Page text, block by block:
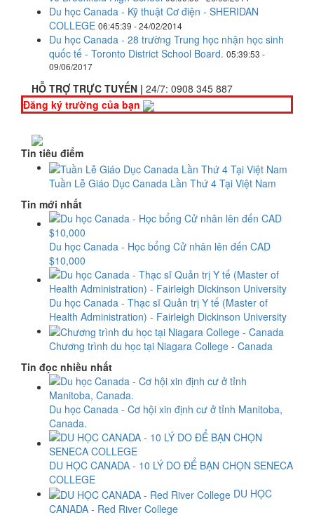
Du học Canada - Kỹ thuật Cơ điện - SHERIDAN
COLLEGE 06:45:39 - 24/02/2014
Du học Canada - 28 trường Trung học nhận học sinh
quốc tế - Toronto District School Board. 05:39:53 -
09/06/2017
HỖ TRỢ TRỰC TUYẾN | 24/7: 0908 345 887
Đăng ký trường của bạn
Tin tiêu điểm
Tuần Lễ Giáo Dục Canada Lần Thứ 4 Tại Việt Nam
Tin mới nhất
Du học Canada - Học bổng Cử nhân lên đến CAD
$10,000
Du học Canada - Thạc sĩ Quản trị Y tế (Master of
Health Administration) - Fairleigh Dickinson University
Chương trình du học tại Niagara College - Canada
Tin đọc nhiều nhất
Du học Canada - Cơ hội xin định cư ở tỉnh Manitoba,
Canada.
DU HỌC CANADA - 10 LÝ DO ĐỂ BẠN CHỌN SENECA
COLLEGE
DU HỌC
CANADA - Red River College